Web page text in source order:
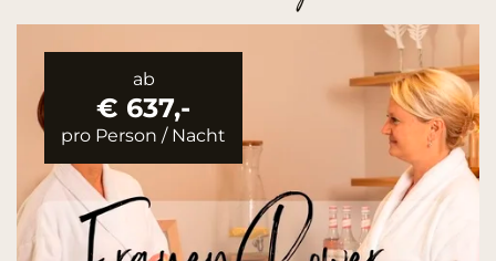
ab
€ 637,-
pro Person / Nacht